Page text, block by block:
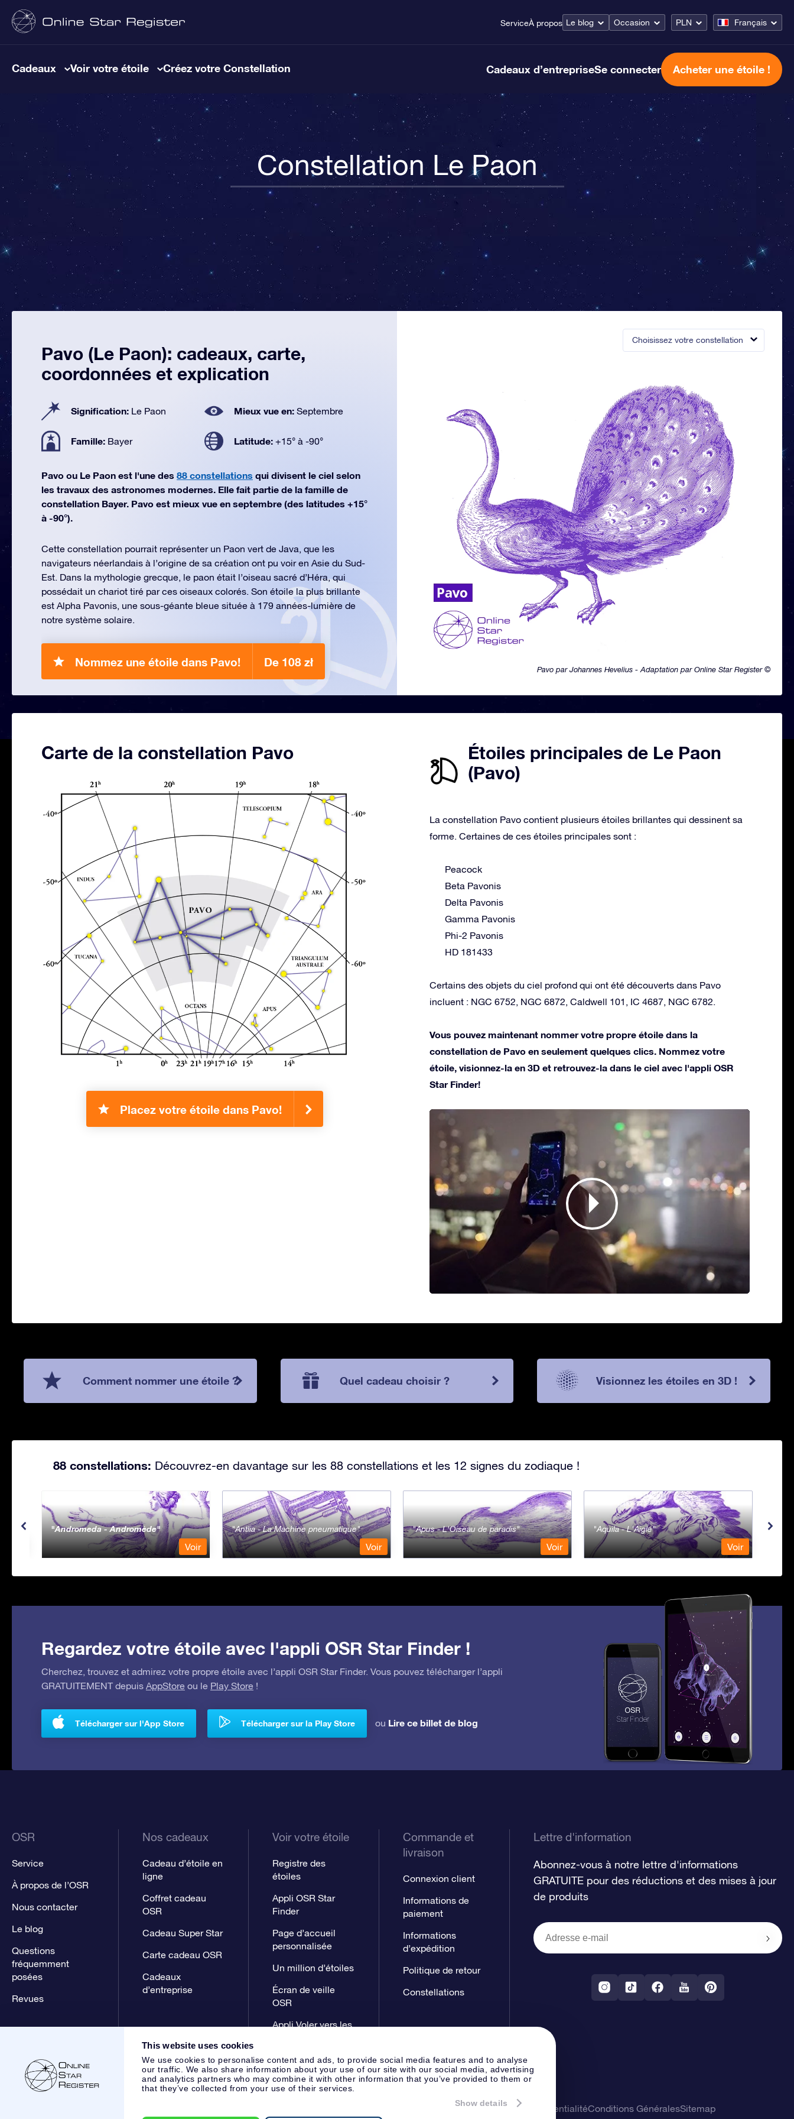
This website uses cookies
We use cookies to personalise content and ads, to provide social media features and to analyse
our traffic. We also share information about your use of our site with our social media, advertising
and analytics partners who may combine it with other information that you’ve provided to them or
that they’ve collected from your use of their services.
Show details
ServiceÀ propos Le blog Occasion PLN Français
Cadeaux Voir votre étoile Créez votre Constellation Cadeaux d’entrepriseSe connecter Acheter une étoile !
Constellation Le Paon
Choisissez votre constellation
Pavo par Johannes Hevelius - Adaptation par Online Star Register ©
Pavo (Le Paon): cadeaux, carte,
coordonnées et explication
Signification: Le Paon Mieux vue en: Septembre
Famille: Bayer Latitude: +15° à -90°
Pavo ou Le Paon est l'une des 88 constellations qui divisent le ciel selon
les travaux des astronomes modernes. Elle fait partie de la famille de
constellation Bayer. Pavo est mieux vue en septembre (des latitudes +15°
à -90°).
Cette constellation pourrait représenter un Paon vert de Java, que les
navigateurs néerlandais à l’origine de sa création ont pu voir en Asie du Sud-
Est. Dans la mythologie grecque, le paon était l’oiseau sacré d’Héra, qui
possédait un chariot tiré par ces oiseaux colorés. Son étoile la plus brillante
est Alpha Pavonis, une sous-géante bleue située à 179 années-lumière de
notre système solaire.
Nommez une étoile dans Pavo! De 108 zł
Carte de la constellation Pavo
Placez votre étoile dans Pavo!
Étoiles principales de Le Paon
(Pavo)
La constellation Pavo contient plusieurs étoiles brillantes qui dessinent sa
forme. Certaines de ces étoiles principales sont :
Peacock
Beta Pavonis
Delta Pavonis
Gamma Pavonis
Phi-2 Pavonis
HD 181433
Certains des objets du ciel profond qui ont été découverts dans Pavo
incluent : NGC 6752, NGC 6872, Caldwell 101, IC 4687, NGC 6782.
Vous pouvez maintenant nommer votre propre étoile dans la
constellation de Pavo en seulement quelques clics. Nommez votre
étoile, visionnez-la en 3D et retrouvez-la dans le ciel avec l'appli OSR
Star Finder!
Comment nommer une étoile ? Quel cadeau choisir ? Visionnez les étoiles en 3D !
88 constellations: Découvrez-en davantage sur les 88 constellations et les 12 signes du zodiaque !
Andromeda - Andromède
Voir
Antlia - La Machine pneumatique
Voir
Apus - L'Oiseau de paradis
Voir
Aquila - L'Aigle
Voir
Regardez votre étoile avec l'appli OSR Star Finder !
Cherchez, trouvez et admirez votre propre étoile avec l’appli OSR Star Finder. Vous pouvez télécharger l’appli
GRATUITEMENT depuis AppStore ou le Play Store !
Télécharger sur l'App Store Télécharger sur la Play Store ou Lire ce billet de blog
OSR
Service
À propos de l’OSR
Nous contacter
Le blog
Questions
fréquemment
posées
Revues
Nos cadeaux
Cadeau d’étoile en
ligne
Coffret cadeau
OSR
Cadeau Super Star
Carte cadeau OSR
Cadeaux
d’entreprise
Voir votre étoile
Registre des
étoiles
Appli OSR Star
Finder
Page d’accueil
personnalisée
Un million d’étoiles
Écran de veille
OSR
Appli Voler vers les
Commande et
livraison
Connexion client
Informations de
paiement
Informations
d’expédition
Politique de retour
Constellations
Lettre d'information
Abonnez-vous à notre lettre d'informations
GRATUITE pour des réductions et des mises à jour
de produits
Page de presseDéclaration de confidentialitéConditions GénéralesSitemap